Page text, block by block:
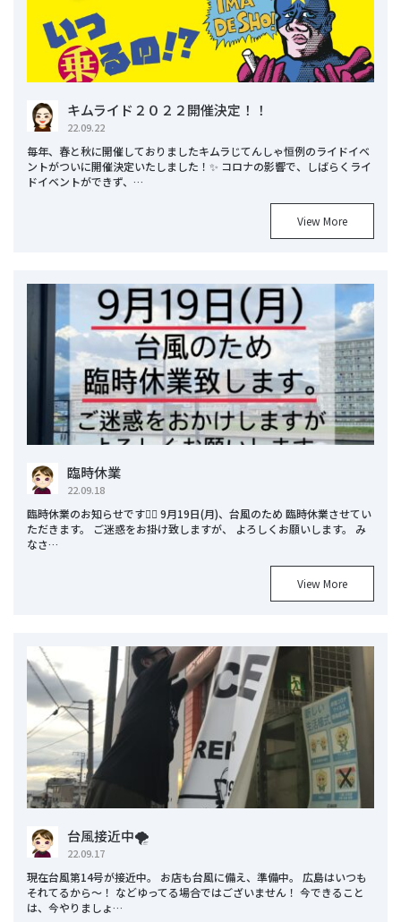
キムライド２０２２開催決定！！
22.09.22
毎年、春と秋に開催しておりましたキムラじてんしゃ恒例のライドイベ
ントがついに開催決定いたしました！✨ コロナの影響で、しばらくライ
ドイベントができず、…
View More
臨時休業
22.09.18
臨時休業のお知らせです🙇‍♂️ 9月19日(月)、台風のため 臨時休業させてい
ただきます。 ご迷惑をお掛け致しますが、 よろしくお願いします。 み
なさ…
View More
台風接近中🌪
22.09.17
現在台風第14号が接近中。 お店も台風に備え、準備中。 広島はいつも
それてるから〜！ などゆってる場合ではございません！ 今できること
は、今やりましょ…